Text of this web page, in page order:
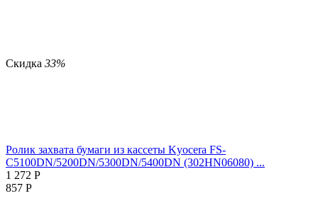
Скидка 33%
Ролик захвата бумаги из кассеты Kyocera FS-
C5100DN/5200DN/5300DN/5400DN (302HN06080) ...
1 272 Р
857 Р